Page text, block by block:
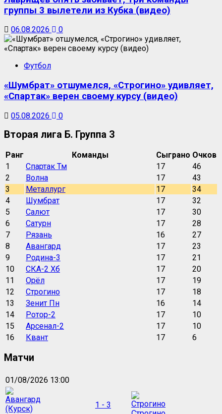
группы 3 вылетели из Кубка (видео)
06.08.2026 0
Футбол
«Шумбрат» отшумелся, «Строгино» удивляет,
«Спартак» верен своему курсу (видео)
05.08.2026 0
Вторая лига Б. Группа 3
Ранг Команды Сыграно Очков
1
Спартак Тм 17
46
2
Волна 17
43
3
Металлург 17
34
4
Шумбрат 17
32
5
Салют 17
30
6
Сатурн 17
28
7
Рязань 16
27
8
Авангард 17
23
9
Родина-3 17
21
10
СКА-2 Хб 17
20
11
Орёл 17
19
12
Строгино 17
18
13
Зенит Пн 16
14
14
Ротор-2 17
10
15
Арсенал-2 17
10
16
Квант 17 6
Матчи
01/08/2026 13:00
1 - 3